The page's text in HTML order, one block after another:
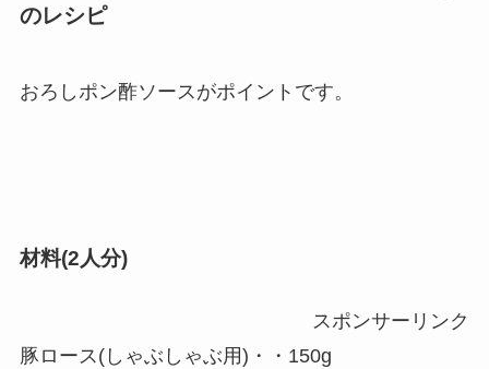
のレシピ
おろしポン酢ソースがポイントです。
材料(2人分)
スポンサーリンク
豚ロース(しゃぶしゃぶ用)・・150g